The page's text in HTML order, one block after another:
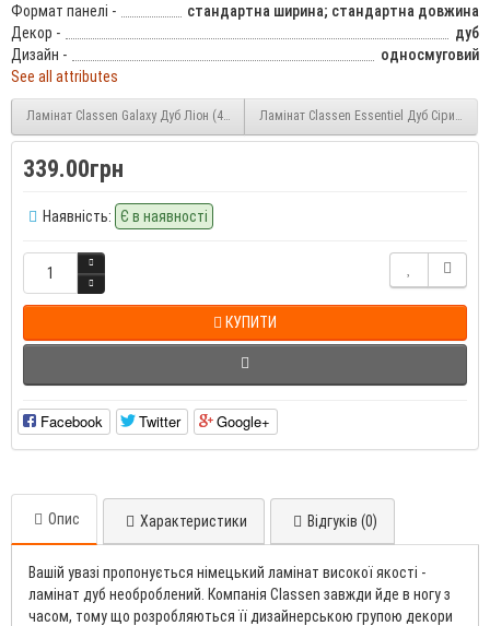
Формат панелі -
стандартна ширина; стандартна довжина
Декор -
дуб
Дизайн -
односмуговий
See all attributes
Ламінат Classen Galaxy Дуб Ліон (49558) 8 мм 32 класЛамінат Classen Essentiel Дуб Сірий
339.00грн
Наявність: Є в наявності
КУПИТИ
Facebook Twitter Google+
Опис Характеристики Відгуків (0)
Вашій увазі пропонується німецький ламінат високої якості -
ламінат дуб необроблений. Компанія Classen завжди йде в ногу з
часом, тому що розробляються її дизайнерською групою декори